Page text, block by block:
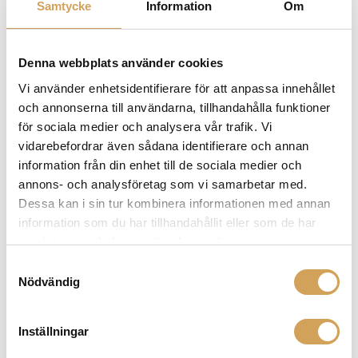
Samtycke Information Om
Denna webbplats använder cookies
Vi använder enhetsidentifierare för att anpassa innehållet
och annonserna till användarna, tillhandahålla funktioner
för sociala medier och analysera vår trafik. Vi
vidarebefordrar även sådana identifierare och annan
information från din enhet till de sociala medier och
annons- och analysföretag som vi samarbetar med.
Dessa kan i sin tur kombinera informationen med annan
information som du har tillhandahållit eller som de har
samlat in när du har använt deras tjänster.
Nödvändig
Inställningar
bättre detaljer, klarhet och dynamik. Utöver deras
för att vara robusta och tåla användning under lång tid
du behöver från Supra Cables redan idag!
Relaterade produkter